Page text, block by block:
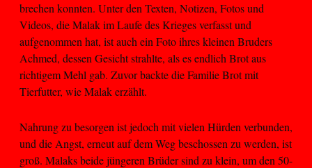
brechen konnten. Unter den Texten, Notizen, Fotos und
Videos, die Malak im Laufe des Krieges verfasst und
aufgenommen hat, ist auch ein Foto ihres kleinen Bruders
Achmed, dessen Gesicht strahlte, als es endlich Brot aus
richtigem Mehl gab. Zuvor backte die Familie Brot mit
Tierfutter, wie Malak erzählt.
Nahrung zu besorgen ist jedoch mit vielen Hürden verbunden,
und die Angst, erneut auf dem Weg beschossen zu werden, ist
groß. Malaks beide jüngeren Brüder sind zu klein, um den 50-